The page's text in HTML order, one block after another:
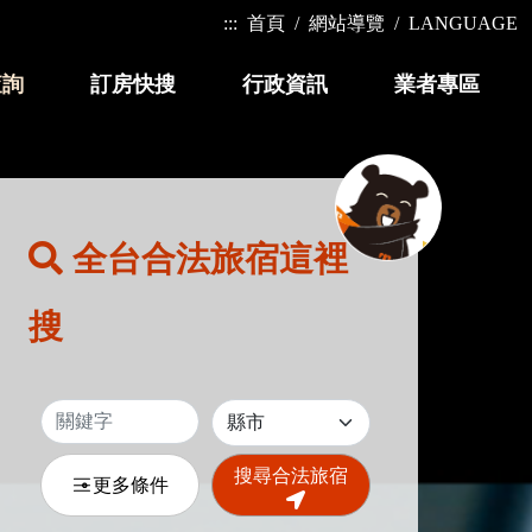
::: 首頁 網站導覽 LANGUAGE
訂房快搜 行政資訊 業者專區
全台合法旅宿這裡
搜
更多條件 搜尋合法旅宿